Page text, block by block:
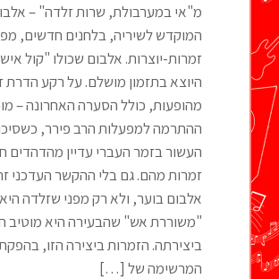
מ"אי במערבולת, שרות זלדה" –
המוקדש לשיריה, בלחנים חדשים,
זמרות-יוצרות. אלבום שכולו "קול
היוצא בתזמון מושלם. על רקע הדרת
מהופעות, כולל הסערה האחרונה –
ההתרמה למפעלות הרב פירר,
העשור בזמר העברי עדיין מהדהדים
זמרות מהם. גם בלי ההקשר העדכני
אלבום בוער, ולא רק מפני שזלדה היא
"משוררת אש" שהבעירה היא מוטיב
ביצירתה. הזמרות ביצירה הזו,
המרשימה של […]